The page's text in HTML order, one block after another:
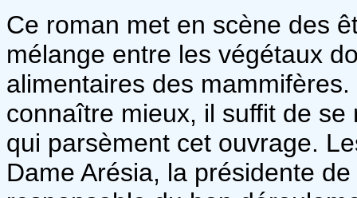
Ce roman met en scène des
mélange entre les végétaux
alimentaires des
connaître mieux, il suffit de
qui parsèment cet ouvrage.
Dame Arésia, la présidente